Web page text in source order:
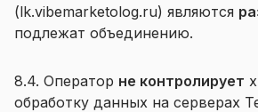
(lk.vibemarketolog.ru) являются
подлежат объединению.
8.4. Оператор не контролирует
обработку данных на серверах